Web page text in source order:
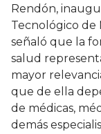
Rendón,
Tecnológico de
señaló que la
salud
mayor
que de ella
de médicas,
demás